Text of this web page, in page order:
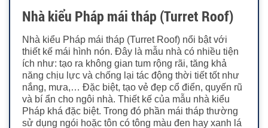
Nhà kiểu Pháp mái tháp (Turret Roof)
Nhà kiểu Pháp mái tháp (Turret Roof) nổi bật với
thiết kế mái hình nón. Đây là mẫu nhà có nhiều tiện
ích như: tạo ra không gian tum rộng rãi, tăng khả
năng chịu lực và chống lại tác động thời tiết tốt như
nắng, mưa,… Đặc biệt, tạo vẻ đẹp cổ điển, quyến rũ
và bí ẩn cho ngôi nhà. Thiết kế của mẫu nhà kiểu
Pháp khá đặc biệt. Trong đó phần mái tháp thường
sử dụng ngói hoặc tôn có tông màu đen hay xanh lá